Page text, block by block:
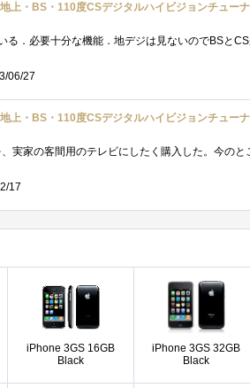
上・BS・110度CSデジタルハイビジョンチュー
る．必要十分な機能．地デジは見ないのでBSと
06/27
上・BS・110度CSデジタルハイビジョンチュー
17
iPhone 3GS 16GB
Black
iPhone 3GS 32GB
Black